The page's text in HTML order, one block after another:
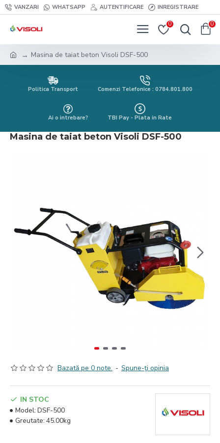
VANZARI WHATSAPP AUTENTIFICARE INREGISTRARE
0 0
Masina de taiat beton Visoli DSF-500
Politica Transport Comenzi Telefonice : 0784.801.800
Ai o intrebare? TBI Pay - Plata in Rate
Masina de taiat beton Visoli DSF-500
Bazată pe 0 note. - Spune-ţi opinia
IN STOC
Model: DSF-500
Greutate: 45.00kg